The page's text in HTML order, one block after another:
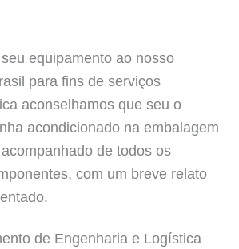
equipamento ao nosso
para fins de serviços
aconselhamos que seu o
acondicionado na embalagem
de todos os
com um breve relato
de Engenharia e Logística